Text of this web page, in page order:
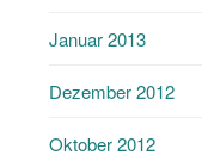
Januar 2013
Dezember 2012
Oktober 2012